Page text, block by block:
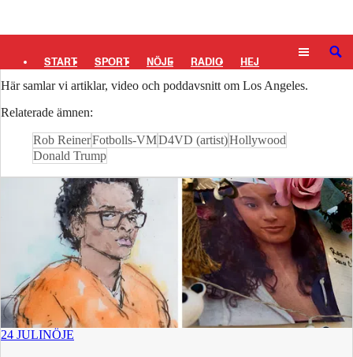
START SPORT NÖJE RADIO HEJ SÖK
Los Angeles
Här samlar vi artiklar, video och poddavsnitt om Los Angeles.
Relaterade ämnen:
Rob ReinerFotbolls-VMD4VD (artist)Hollywood
Donald Trump
24 JULINÖJE